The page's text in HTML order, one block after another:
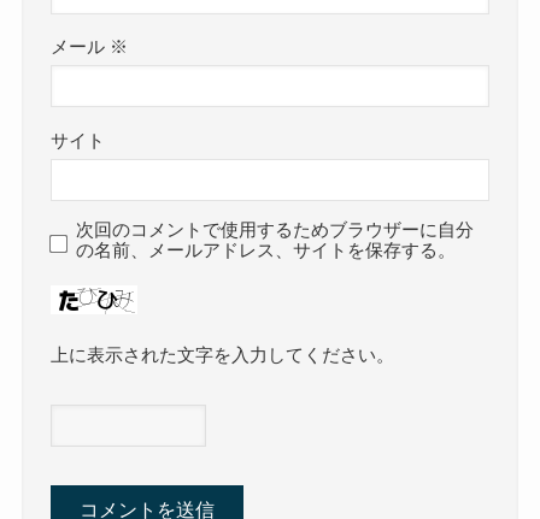
メール ※
サイト
次回のコメントで使用するためブラウザーに自分
の名前、メールアドレス、サイトを保存する。
上に表示された文字を入力してください。